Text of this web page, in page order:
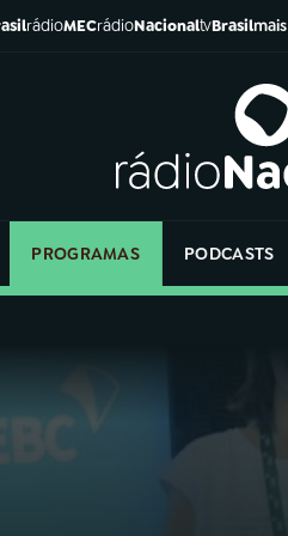
rádioMECrádioNacionaltvBrasilmais
PROGRAMAS PODCASTS